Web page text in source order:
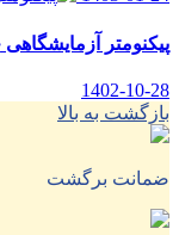
پیکنومتر
1402-10-28
بازگشت به بالا
ضمانت برگشت